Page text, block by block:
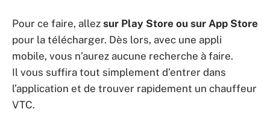
Pour ce faire, allez sur Play Store ou sur App Store
pour la télécharger. Dès lors, avec une appli
mobile, vous n’aurez aucune recherche à faire.
Il vous suffira tout simplement d’entrer dans
l’application et de trouver rapidement un chauffeur
VTC.